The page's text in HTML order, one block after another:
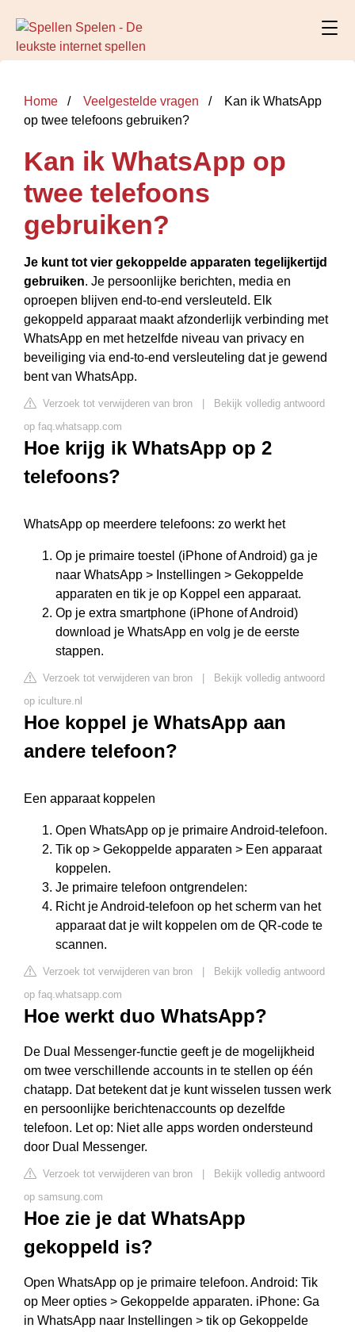
Home Veelgestelde vragen
Kan ik WhatsApp
op twee telefoons gebruiken?
Kan ik WhatsApp op
twee telefoons
gebruiken?
Je kunt tot vier gekoppelde apparaten tegelijkertijd
gebruiken. Je persoonlijke berichten, media en
oproepen blijven end-to-end versleuteld. Elk
gekoppeld apparaat maakt afzonderlijk verbinding met
WhatsApp en met hetzelfde niveau van privacy en
beveiliging via end-to-end versleuteling dat je gewend
bent van WhatsApp.
Verzoek tot verwijderen van bron
Bekijk volledig antwoord
op faq.whatsapp.com
Hoe krijg ik WhatsApp op 2
telefoons?
WhatsApp op meerdere telefoons: zo werkt het
Op je primaire toestel (iPhone of Android) ga je
naar WhatsApp > Instellingen > Gekoppelde
apparaten en tik je op Koppel een apparaat.
Op je extra smartphone (iPhone of Android)
download je WhatsApp en volg je de eerste
stappen.
Verzoek tot verwijderen van bron
Bekijk volledig antwoord
op iculture.nl
Hoe koppel je WhatsApp aan
andere telefoon?
Een apparaat koppelen
Open WhatsApp op je primaire Android-telefoon.
Tik op > Gekoppelde apparaten > Een apparaat
koppelen.
Je primaire telefoon ontgrendelen:
Richt je Android-telefoon op het scherm van het
apparaat dat je wilt koppelen om de QR-code te
scannen.
Verzoek tot verwijderen van bron
Bekijk volledig antwoord
op faq.whatsapp.com
Hoe werkt duo WhatsApp?
De Dual Messenger-functie geeft je de mogelijkheid
om twee verschillende accounts in te stellen op één
chatapp. Dat betekent dat je kunt wisselen tussen werk
en persoonlijke berichtenaccounts op dezelfde
telefoon. Let op: Niet alle apps worden ondersteund
door Dual Messenger.
Verzoek tot verwijderen van bron
Bekijk volledig antwoord
op samsung.com
Hoe zie je dat WhatsApp
gekoppeld is?
Open WhatsApp op je primaire telefoon. Android: Tik
op Meer opties > Gekoppelde apparaten. iPhone: Ga
in WhatsApp naar Instellingen > tik op Gekoppelde